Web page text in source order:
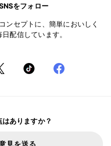
をフォロー
ンセプトに、簡単においしく
配信しています。
ありますか？
見を送る